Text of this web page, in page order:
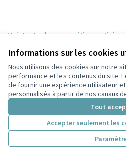
Informations sur les cookies
Nous utilisons des cookies sur notre
performance et les contenus du site.
de fournir une expérience utilisateur
personnalisés à partir de nos canaux
Tout
Accepter seulement les
Voir toutes les propositions retirées
Conditions d'utilisation
Paramètres des cookies
Participez Villeurbanne sur X
(Lien externe)
Participez Villeurbanne sur
Participez Villeurbanne sur
Participez Villeurbanne
(Lien externe)
Site réalisé grâce aulogiciel libre Decidim